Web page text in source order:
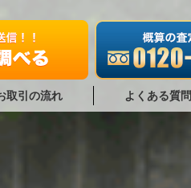
取引の流れ よくある質問